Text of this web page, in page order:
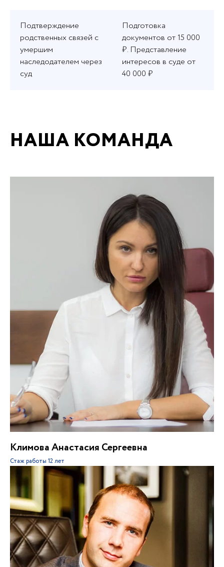
Подтверждение
родственных связей с
умершим
наследодателем через
суд
Подготовка
документов от 15 000
₽. Представление
интересов в суде от
40 000 ₽
НАША КОМАНДА
Климова Анастасия Сергеевна
Стаж работы 12 лет